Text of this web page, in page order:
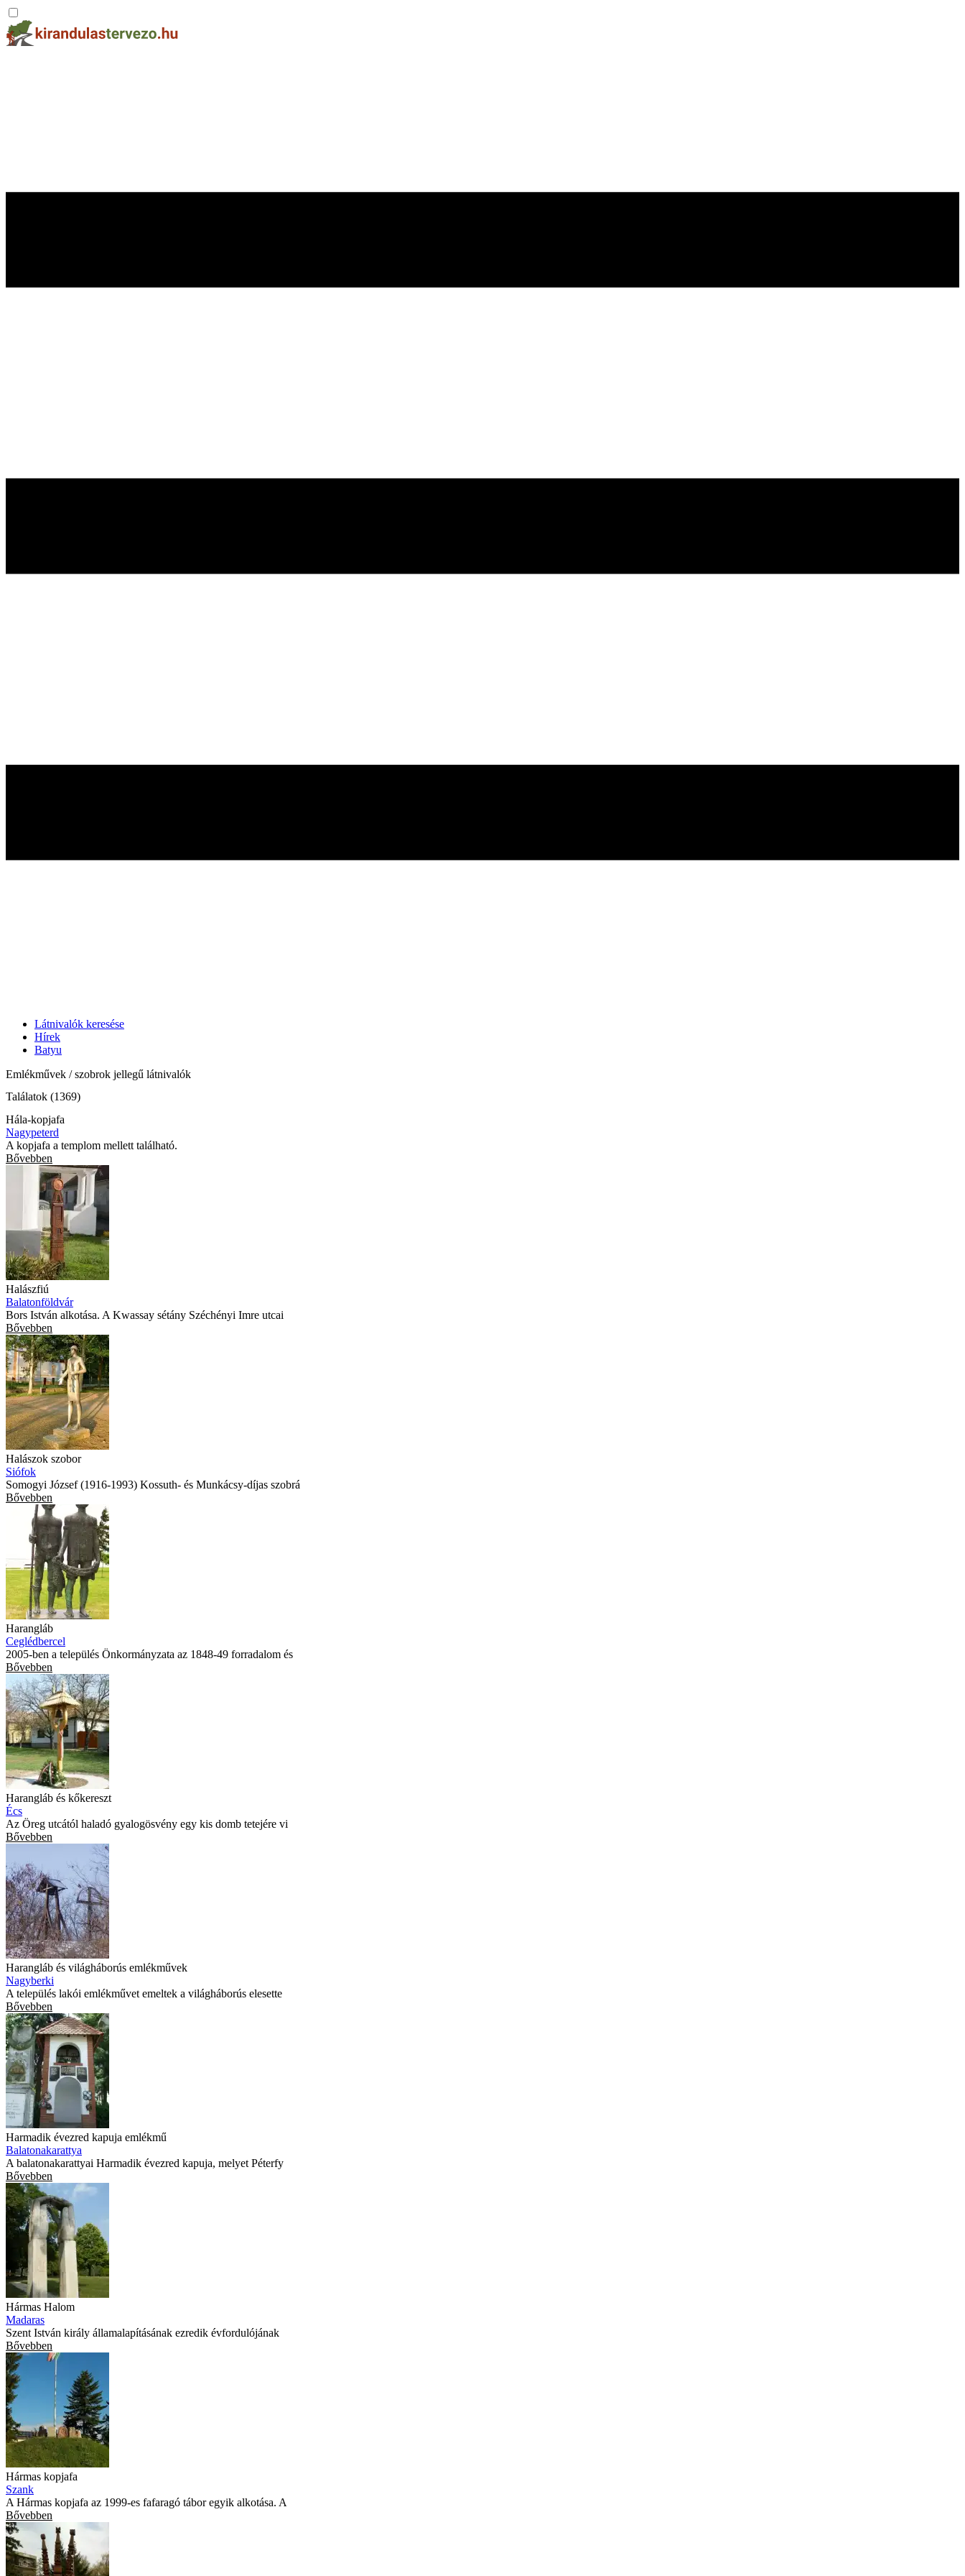
Látnivalók keresése
Hírek
Batyu
Emlékművek / szobrok jellegű látnivalók
Találatok (1369)
Hála-kopjafa
Nagypeterd
A kopjafa a templom mellett található.
Bővebben
Halászfiú
Balatonföldvár
Bors István alkotása. A Kwassay sétány Széchényi Imre utcai
Bővebben
Halászok szobor
Siófok
Somogyi József (1916-1993) Kossuth- és Munkácsy-díjas szobrá
Bővebben
Harangláb
Ceglédbercel
2005-ben a település Önkormányzata az 1848-49 forradalom és
Bővebben
Harangláb és kőkereszt
Écs
Az Öreg utcától haladó gyalogösvény egy kis domb tetejére vi
Bővebben
Harangláb és világháborús emlékművek
Nagyberki
A település lakói emlékművet emeltek a világháborús elesette
Bővebben
Harmadik évezred kapuja emlékmű
Balatonakarattya
A balatonakarattyai Harmadik évezred kapuja, melyet Péterfy
Bővebben
Hármas Halom
Madaras
Szent István király államalapításának ezredik évfordulójának
Bővebben
Hármas kopjafa
Szank
A Hármas kopjafa az 1999-es fafaragó tábor egyik alkotása. A
Bővebben